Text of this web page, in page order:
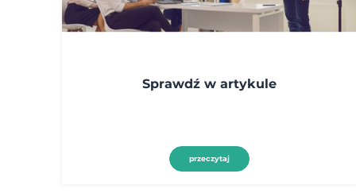
Sprawdź w artykule
przeczytaj